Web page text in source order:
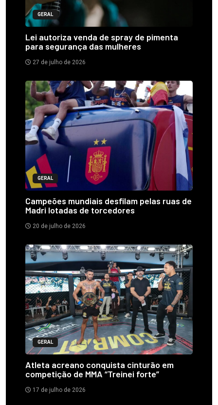
GERAL
Lei autoriza venda de spray de pimenta
para segurança das mulheres
27 de julho de 2026
GERAL
Campeões mundiais desfilam pelas ruas de
Madri lotadas de torcedores
20 de julho de 2026
GERAL
Atleta acreano conquista cinturão em
competição de MMA “Treinei forte”
17 de julho de 2026